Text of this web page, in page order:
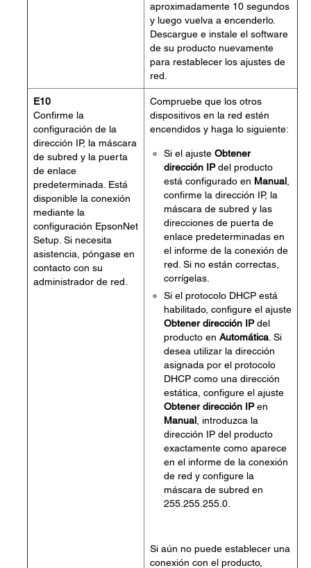
aproximadamente 10 segundos
y luego vuelva a encenderlo.
Descargue e instale el software
de su producto nuevamente
para restablecer los ajustes de
red.
E10
Confirme la
configuración de la
dirección IP, la máscara
de subred y la puerta
de enlace
predeterminada. Está
disponible la conexión
mediante la
configuración EpsonNet
Setup. Si necesita
asistencia, póngase en
contacto con su
administrador de red.
Compruebe que los otros
dispositivos en la red estén
encendidos y haga lo siguiente:
Si el ajuste Obtener
dirección IPdel producto
está configurado en Manual,
confirme la dirección IP, la
máscara de subred y las
direcciones de puerta de
enlace predeterminadas en
el informe de la conexión de
red. Si no están correctas,
corrígelas.
Si el protocolo DHCP está
habilitado, configure el ajuste
Obtener dirección IPdel
producto en Automática. Si
desea utilizar la dirección
asignada por el protocolo
DHCP como una dirección
estática, configure el ajuste
Obtener dirección IPen
Manual, introduzca la
dirección IP del producto
exactamente como aparece
en el informe de la conexión
de red y configure la
máscara de subred en
255.255.255.0.
Si aún no puede establecer una
conexión con el producto,